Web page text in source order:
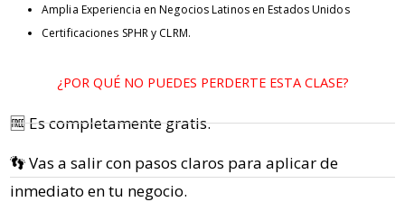
Amplia Experiencia en Negocios Latinos en Estados Unidos
Certificaciones SPHR y CLRM.
¿POR QUÉ NO PUEDES PERDERTE ESTA CLASE?
🆓 Es completamente gratis.
👣 Vas a salir con pasos claros para aplicar de
inmediato en tu negocio.